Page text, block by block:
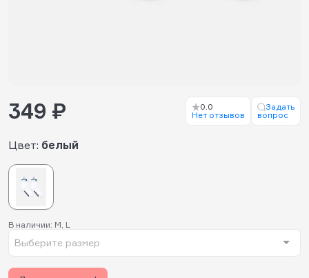
Цвет: белый
В наличии: M, L
Выберите размер
349 ₽
0.0
Нет отзывов
Задать
вопрос